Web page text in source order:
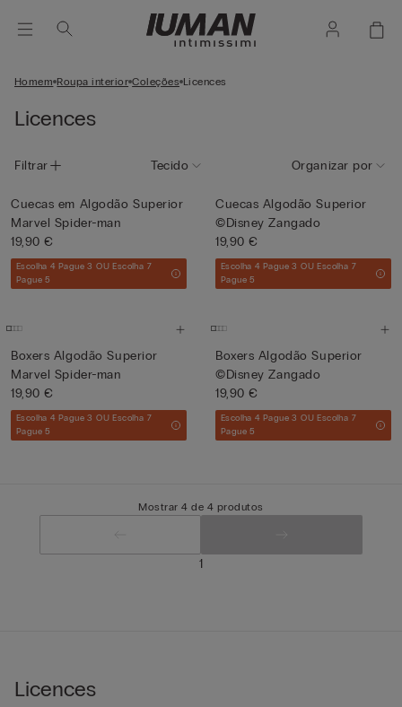
Homem Roupa interior Coleções Licences
Licences
Filtrar Tecido Organizar por
Cuecas em Algodão Superior
Marvel Spider-man
19,90 €
Escolha 4 Pague 3 OU Escolha 7
Pague 5
Cuecas Algodão Superior
©Disney Zangado
19,90 €
Escolha 4 Pague 3 OU Escolha 7
Pague 5
Boxers Algodão Superior
Marvel Spider-man
19,90 €
Escolha 4 Pague 3 OU Escolha 7
Pague 5
Boxers Algodão Superior
©Disney Zangado
19,90 €
Escolha 4 Pague 3 OU Escolha 7
Pague 5
Mostrar 4 de 4 produtos
1
Licences